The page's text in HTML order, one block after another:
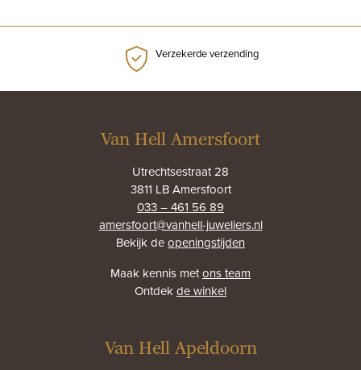
Verzekerde verzending
Van Hell Amersfoort
Utrechtsestraat 28
3811 LB Amersfoort
033 – 461 56 89
amersfoort@vanhell-juweliers.nl
Bekijk deopeningstijden
Maak kennis metons team
Ontdekde winkel
Van Hell Apeldoorn